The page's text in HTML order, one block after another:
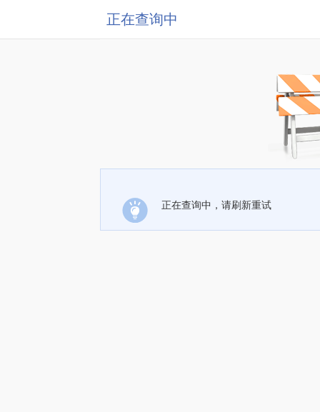
正在查询中
正在查询中，请刷新重试